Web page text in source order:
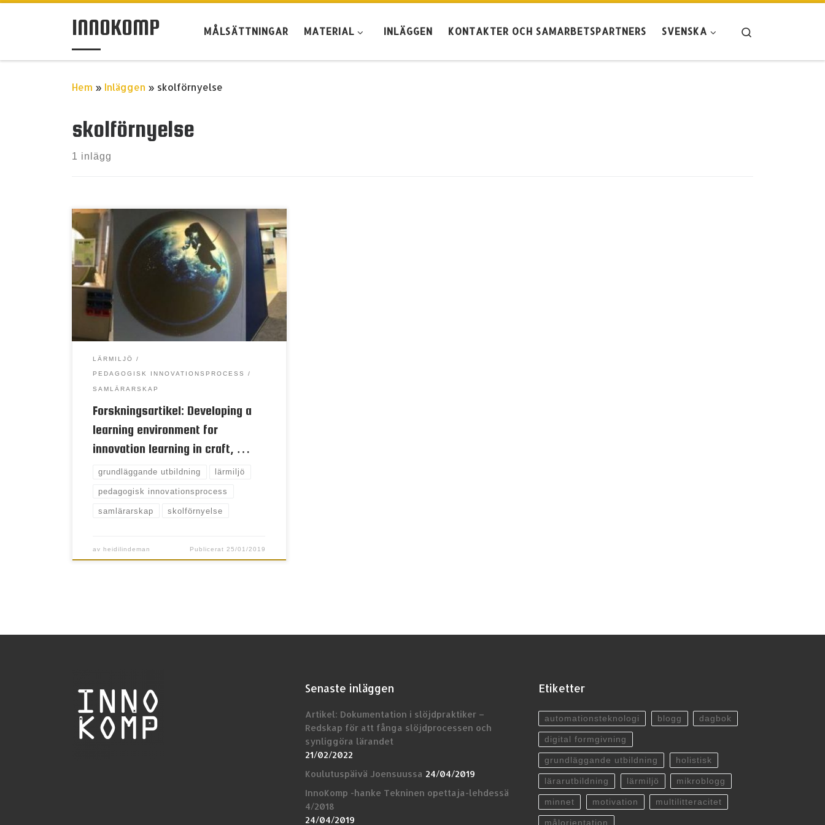
Hoppa till innehållINNOKOMP MÅLSÄTTNINGAR MATERIAL INLÄGGEN KONTAKTER OCH SAMARBETSPARTNERS SVENSKA
Hem » Inläggen » skolförnyelse
skolförnyelse
1 inlägg
Craft is a compulsory learning-by-doing
subject for pupils in grades one to seven.
The activities are based on craft
expression, design and technology (CDT).
This research is part of national
endeavours to develop innovative CDT as
a basic education subject. This paper
briefly explores two studies in which
LÄRMILJÖ
PEDAGOGISK INNOVATIONSPROCESS
SAMLÄRARSKAP
Forskningsartikel: Developing a
learning environment for
innovation learning in craft, …
grundläggande utbildning lärmiljö
pedagogisk innovationsprocess
samlärarskap skolförnyelse
av heidilindeman Publicerat 25/01/2019
Senaste inläggen
Artikel: Dokumentation i slöjdpraktiker –
Redskap för att fånga slöjdprocessen och
synliggöra lärandet
21/02/2022
Koulutuspäivä Joensuussa 24/04/2019
InnoKomp -hanke Tekninen opettaja-lehdessä
4/2018
24/04/2019
Etiketter
automationsteknologi blogg dagbok
digital formgivning
grundläggande utbildning holistisk
lärarutbildning lärmiljö mikroblogg
minnet motivation multilitteracitet
målorientation